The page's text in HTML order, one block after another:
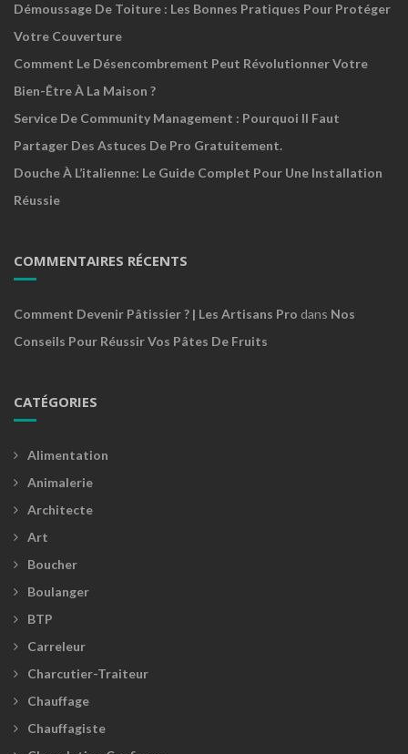
Démoussage De Toiture : Les Bonnes Pratiques Pour Protéger
Votre Couverture
Comment Le Désencombrement Peut Révolutionner Votre
Bien-Être À La Maison ?
Service De Community Management : Pourquoi Il Faut
Partager Des Astuces De Pro Gratuitement.
Douche À L’italienne: Le Guide Complet Pour Une Installation
Réussie
COMMENTAIRES RÉCENTS
Comment Devenir Pâtissier ? | Les Artisans Pro dans Nos
Conseils Pour Réussir Vos Pâtes De Fruits
CATÉGORIES
Alimentation
Animalerie
Architecte
Art
Boucher
Boulanger
BTP
Carreleur
Charcutier-Traiteur
Chauffage
Chauffagiste